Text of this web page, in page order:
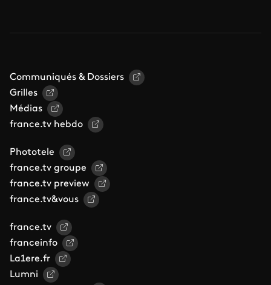
Communiqués & Dossiers
Grilles
Médias
france.tv hebdo
Phototele
france.tv groupe
france.tv preview
france.tv&vous
france.tv
franceinfo
La1ere.fr
Lumni